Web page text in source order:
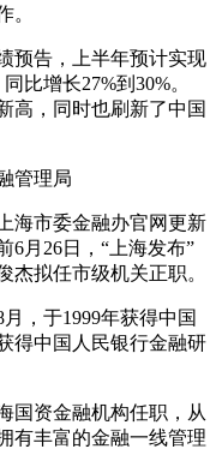
。
预告，上半年预计实现
比增长27%到30%。
高，同时也刷新了中国
管理局
海市委金融办官网更新
6月26日，“上海发布”
杰拟任市级机关正职。
，于1999年获得中国
得中国人民银行金融研
国资金融机构任职，从
有丰富的金融一线管理